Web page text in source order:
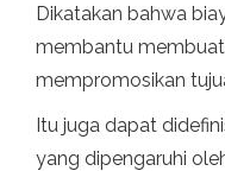
Dikatakan bahwa
membantu
mempromosikan
Itu juga dapat
yang dipengaruhi